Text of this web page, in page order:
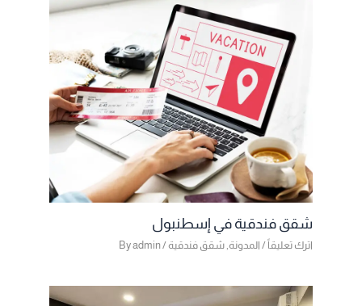
شقق فندقية في إسطنبول
اترك تعليقاً / المدونة ,شقق فندقية/ By
admin